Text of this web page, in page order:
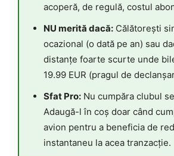
acoperă, de regulă, costul
NU merită dacă: Călătorești
ocazional (o dată pe an) sau
distanțe foarte scurte unde
19.99 EUR (pragul de
Sfat Pro: Nu cumpăra clubul
Adaugă-l în coș doar când
avion pentru a beneficia de
instantaneu la acea tranzacție.